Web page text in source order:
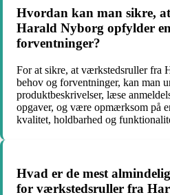
Hvordan kan man sikre,
Harald Nyborg opfylder
forventninger?
For at sikre, at værkstedsruller fra
behov og forventninger, kan man
produktbeskrivelser, læse
opgaver, og være opmærksom på
kvalitet, holdbarhed og
Hvad er de mest
for værkstedsruller fra